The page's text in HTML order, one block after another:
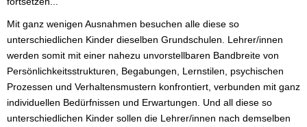
Mit ganz wenigen Ausnahmen besuchen alle diese so
unterschiedlichen Kinder dieselben Grundschulen. Lehrer/innen
werden somit mit einer nahezu unvorstellbaren Bandbreite von
Persönlichkeitsstrukturen, Begabungen, Lernstilen, psychischen
Prozessen und Verhaltensmustern konfrontiert, verbunden mit ganz
individuellen Bedürfnissen und Erwartungen. Und all diese so
unterschiedlichen Kinder sollen die Lehrer/innen nach demselben